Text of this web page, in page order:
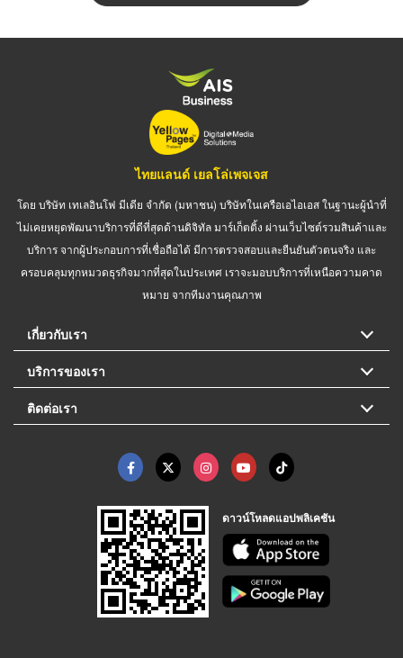
ไทยแลนด์ เยลโล่เพจเจส
โดย บริษัท เทเลอินโฟ มีเดีย จำกัด (มหาชน) บริษัทในเครือเอไอเอส ในฐานะผู้นำที่
ไม่เคยหยุดพัฒนาบริการที่ดีที่สุดด้านดิจิทัล มาร์เก็ตติ้ง ผ่านเว็บไซต์รวมสินค้าและ
บริการ จากผู้ประกอบการที่เชื่อถือได้ มีการตรวจสอบและยืนยันตัวตนจริง และ
ครอบคลุมทุกหมวดธุรกิจมากที่สุดในประเทศ เราจะมอบบริการที่เหนือความคาด
หมาย จากทีมงานคุณภาพ
เกี่ยวกับเรา
บริการของเรา
ติดต่อเรา
ดาวน์โหลดแอปพลิเคชัน